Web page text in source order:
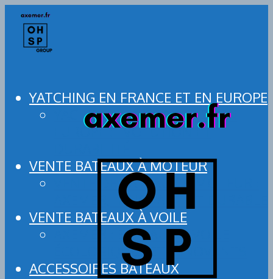
YATCHING EN FRANCE ET EN EUROPE
YACHTING EN FRANCE ET EN
EUROPE : ÉVOLUTION ET
VENTE BATEAUX À MOTEUR
VENTE DE BATEAUX À MOTEUR :
AXEMER, INNOVANT ET DURABLE
VENTE BATEAUX À VOILE
AXEMER : BATEAUX À VOILE
ÉCOLOGIQUES ET INNOVANTS
ACCESSOIRES BATEAUX